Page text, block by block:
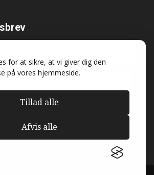
for at sikre, at vi giver dig den
på vores hjemmeside.
Tillad alle
Afvis alle
sende dig nyheder og